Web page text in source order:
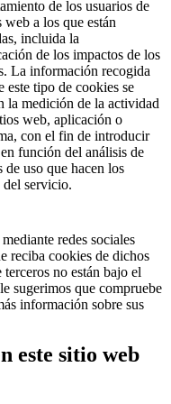
de los usuarios de
web a los que están
incluida la
de los impactos de los
La información recogida
este tipo de cookies se
la medición de la actividad
web, aplicación o
con el fin de introducir
función del análisis de
de uso que hacen los
del servicio.
redes sociales
reciba cookies de dichos
no están bajo el
sugerimos que compruebe
información sobre sus
este sitio web